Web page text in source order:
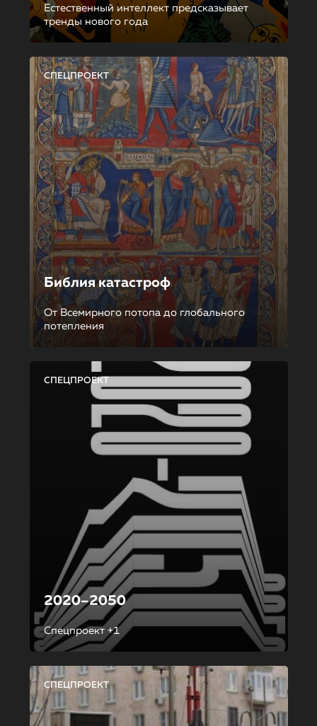
Естественный интеллект предсказывает
тренды нового года
СПЕЦПРОЕКТ
Библия катастроф
От Всемирного потопа до глобального
потепления
СПЕЦПРОЕКТ
2020–2050
Спецпроект +1
СПЕЦПРОЕКТ